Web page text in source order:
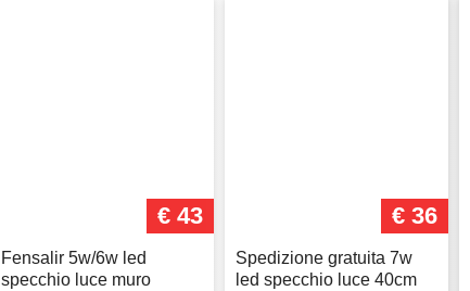
€ 43
Fensalir 5w/6w led
specchio luce muro
€ 36
Spedizione gratuita 7w
led specchio luce 40cm